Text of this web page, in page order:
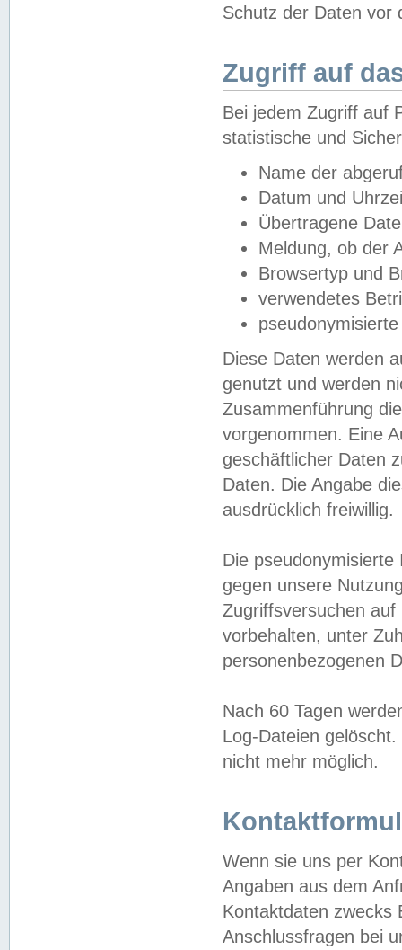
Schutz der Daten vor
Zugriff auf
Bei jedem Zugriff auf
statistische und
Name der
Datum und
Übertragene
Meldung, ob der
Browsertyp und
verwendetes
Diese Daten werden
genutzt und werden
Zusammenführung
vorgenommen. Eine
geschäftlicher Daten
Daten. Die Angabe
ausdrücklich freiwillig.
Die
gegen unsere
Zugriffsversuchen
vorbehalten, unter
personenbezogenen
Nach 60 Tagen
Log-Dateien
nicht mehr möglich.
Wenn sie uns per
Angaben aus dem
Kontaktdaten zwecks
Anschlussfragen bei